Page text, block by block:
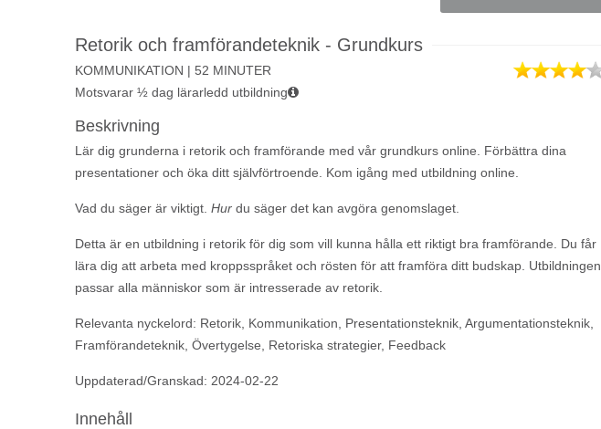
Retorik och framförandeteknik - Grundkurs
KOMMUNIKATION | 52 MINUTER
Motsvarar ½ dag lärarledd utbildning
Beskrivning
Lär dig grunderna i retorik och framförande med vår grundkurs online. Förbättra dina
presentationer och öka ditt självförtroende. Kom igång med utbildning online.
Vad du säger är viktigt. Hur du säger det kan avgöra genomslaget.
Detta är en utbildning i retorik för dig som vill kunna hålla ett riktigt bra framförande. Du får
lära dig att arbeta med kroppsspråket och rösten för att framföra ditt budskap. Utbildningen
passar alla människor som är intresserade av retorik.
Relevanta nyckelord: Retorik, Kommunikation, Presentationsteknik, Argumentationsteknik,
Framförandeteknik, Övertygelse, Retoriska strategier, Feedback
Uppdaterad/Granskad: 2024-02-22
Innehåll